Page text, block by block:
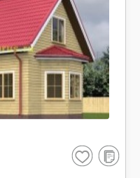
Сохранить
В